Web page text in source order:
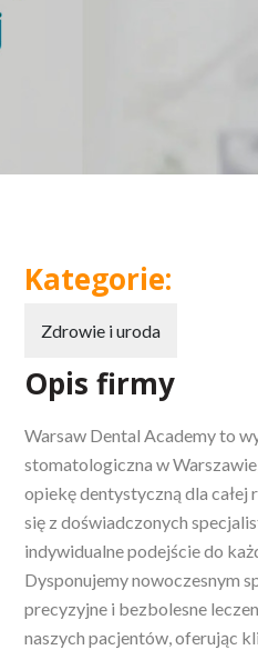
Kategorie:
Zdrowie i uroda
Opis firmy
Warsaw Dental Academy to
stomatologiczna w
opiekę dentystyczną dla całej
się z doświadczonych
indywidualne podejście do
Dysponujemy nowoczesnym
precyzyjne i bezbolesne
naszych pacjentów, oferując